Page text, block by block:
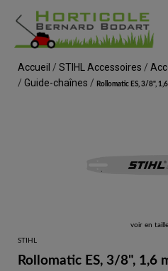
Accueil / STIHL Accessoires /
/ Guide-chaînes / Rollomatic ES, 3/8",
voir en
STIHL
Rollomatic ES, 3/8", 1,6